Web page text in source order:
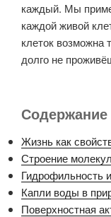
каждый. Мы
каждой живой
клеток возможна
долго не
Содержание
Жизнь как
Строение
Гидрофильность
Капли воды в
Поверхностная